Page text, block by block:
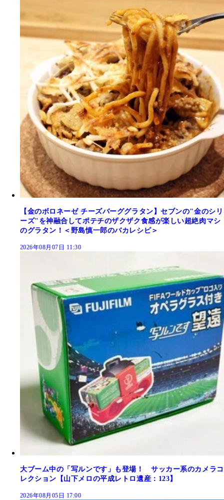
【金のボロネーゼ チーズバーググラタン】セブンの"金のシリ
ーズ"を神融合してポテチのザクザク食感が楽しい超絶肉マシ
のグラタン！＜野島慎一郎のバカレシピ＞
2026年08月07日 11:30
大ブーム中の「写ルンです」も登場！ サッカー系のカメラコ
レクション【山下メロの平成レトロ遺産：123】
2026年08月05日 17:00